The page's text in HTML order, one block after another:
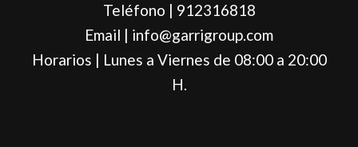
k
a
m
n
Teléfono | 912316818
Email | info@garrigroup.com
Horarios | Lunes a Viernes de 08:00 a 20:00
H.